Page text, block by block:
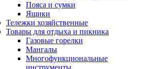
Пояса и сумки
Ящики
Тележки хозяйственные
Товары для отдыха и пикника
Газовые горелки
Мангалы
Многофункциональные
инструменты